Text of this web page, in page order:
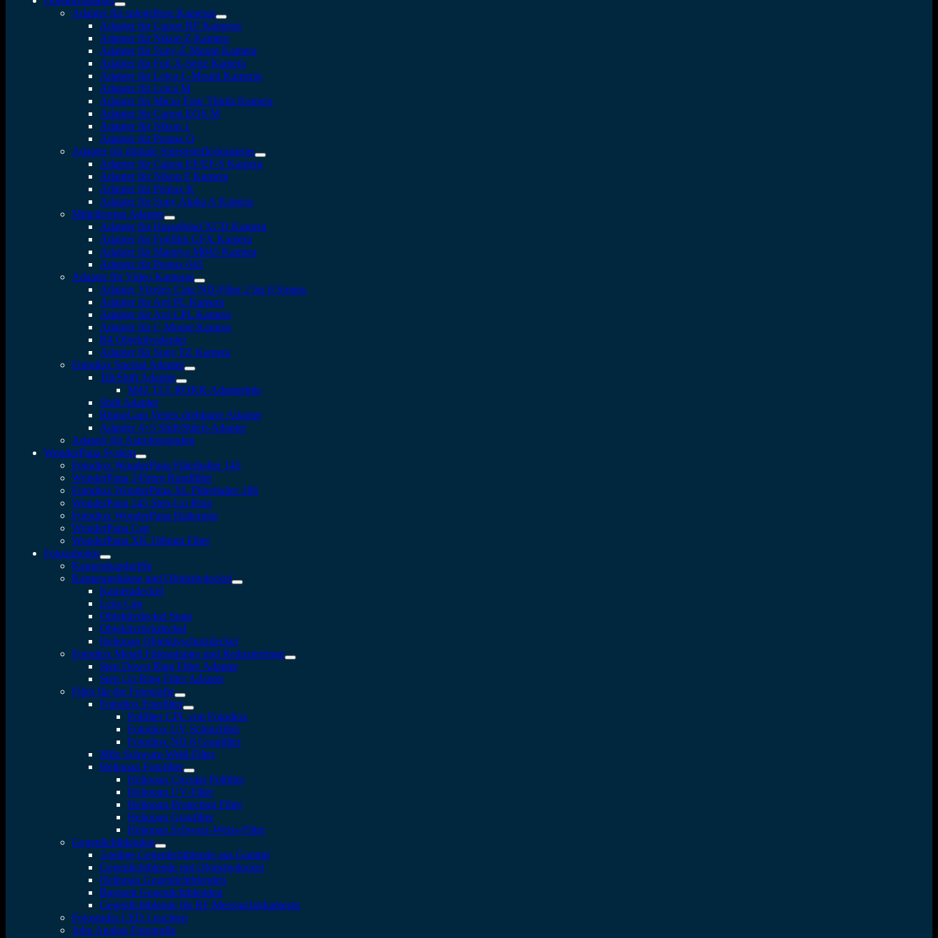
Adapter für spiegellose Kameras
Adapter für Canon RF Kameras
Adapter für Nikon Z Kamera
Adapter für Sony-E Mount Kamera
Adapter für Fuji X-Serie Kamera
Adapter für Leica L-Mount Kameras
Adapter für Leica M
Adapter für Micro Four Thirds Kamera
Adapter für Canon EOS M
Adapter für Nikon 1
Adapter für Pentax Q
Adapter für digitale Spiegelreflexkameras
Adapter für Canon EF/EF-S Kamera
Adapter für Nikon F Kamera
Adapter für Pentax K
Adapter für Sony Alpha A Kamera
Mittelformat Adapter
Adapter für Hasselblad XCD Kamera
Adapter für Fujifilm GFX Kamera
Adapter für Mamiya M645 Kamera
Adapter für Pentax 645
Adapter für Video Kameras
Adapter Vizelex Cine ND-Filter 2 bis 8 Stopps
Adapter für Arri PL Kamera
Adapter für Arri LPL Kamera
Adapter für C Mount Kamera
B4 Objektivadapter
Adapter für Sony FZ Kamera
Fotodiox Spezial Adapter
Tilt/Shift Adapter
M42 TLT ROKR-Adapterkits
Shift Adapter
RhinoCam Vertex drehbarer Adapter
Adapter 4×5 Shift/Stitch-Adapter
Adapter für Astrofotografen
WonderPana System
Fotodiox WonderPana Filterhalter 145
WonderPana 145mm Rundfilter
Fotodiox WonderPana XL Filterhalter 186
WonderPana 145 Step-Up Ring
Fotodiox WonderPana Halterung
WonderPana Cap
WonderPana XK 186mm Filter
Fotozubehör
Kamerahandgriffe
Kameragehäuse und Objektivdeckel
Kameradeckel
Lens Cap
Objektivdeckel Snap
Objektivrückdeckel
Heliopan Objektivschutzdeckel
Fotodiox Metall Filteradapter und Reduzierringe
Step Down Ring Filter Adapter
Step Up Ring Filter Adapter
Filter für die Fotografie
Fotodiox Fotofilter
Polfilter CPL von Fotodiox
Fotodiox UV Schutzfilter
Fotodiox ND 8 Graufilter
Milo Schwarz-Weiß-Filter
Heliopan Fotofilter
Heliopan Circular Polfilter
Heliopan UV-Filter
Heliopan-Protection Filter
Heliopan Graufilter
Heliopan Schwarz-Weiss-Filter
Gegenlichtblenden
3-teilige Gegenlichtblende aus Gummi
Gegenlichtblende mit Objektivdeckel
Heliopan Gegenlichtblenden
Bajonett Gegenlichtblenden
Gegenlichtblende für RF Messsucherkameras
Fotostudio LED Leuchten
Jobo Analog Fotografie